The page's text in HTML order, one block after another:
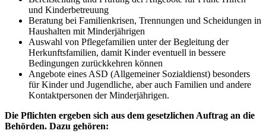
und Kinderbetreuung
Beratung bei Familienkrisen, Trennungen und Scheidungen in
Haushalten mit Minderjährigen
Auswahl von Pflegefamilien unter der Begleitung der
Herkunftsfamilien, damit Kinder eventuell in bessere
Bedingungen zurückkehren können
Angebote eines ASD (Allgemeiner Sozialdienst) besonders
für Kinder und Jugendliche, aber auch Familien und andere
Kontaktpersonen der Minderjährigen.
Die Pflichten ergeben sich aus dem gesetzlichen Auftrag an die
Behörden. Dazu gehören: